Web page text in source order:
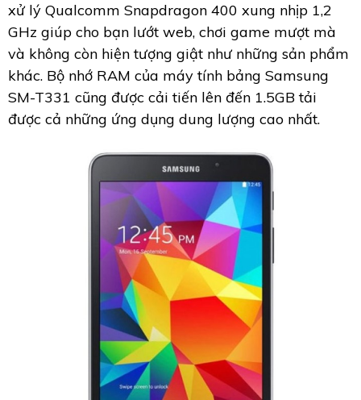
xử lý Qualcomm Snapdragon 400 xung nhịp 1,2
GHz giúp cho bạn lướt web, chơi game mượt mà
và không còn hiện tượng giật như những sản phẩm
khác. Bộ nhớ RAM của máy tính bảng Samsung
SM-T331 cũng được cải tiến lên đến 1.5GB tải
được cả những ứng dụng dung lượng cao nhất.